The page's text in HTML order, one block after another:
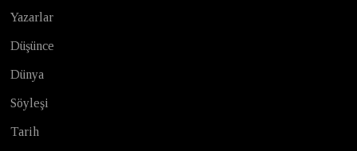
Yazarlar
Düşünce
Dünya
Söyleşi
Tarih